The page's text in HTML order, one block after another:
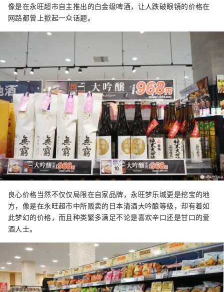
像是在永旺超市自主推出的白金级啤酒，让人跌破眼镜的价格在
网路都曾上掀起一众话题。
良心价格当然不仅仅局限在自家品牌，永旺梦乐城更是挖宝的地
方，像是在永旺超市中所贩卖的日本清酒大吟酿等级，却有着如
此梦幻的价格，而且种类繁多满足不论是喜欢辛口还是甘口的爱
酒人士。